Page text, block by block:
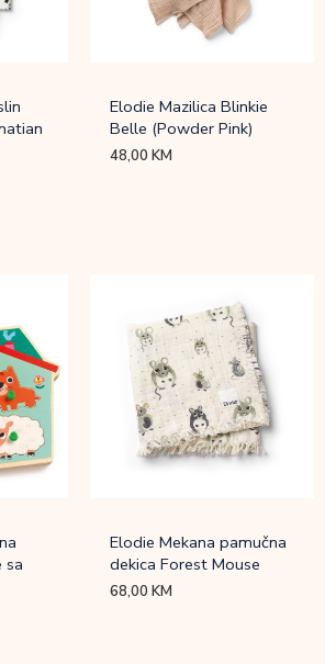
Elodie Mazilica Blinkie
Belle (Powder Pink)
48,00KM
sa
Elodie Mekana pamučna
dekica Forest Mouse
68,00KM